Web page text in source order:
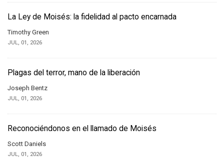
La Ley de Moisés: la fidelidad al pacto encarnada
Timothy Green
JUL, 01, 2026
Plagas del terror, mano de la liberación
Joseph Bentz
JUL, 01, 2026
Reconociéndonos en el llamado de Moisés
Scott Daniels
JUL, 01, 2026